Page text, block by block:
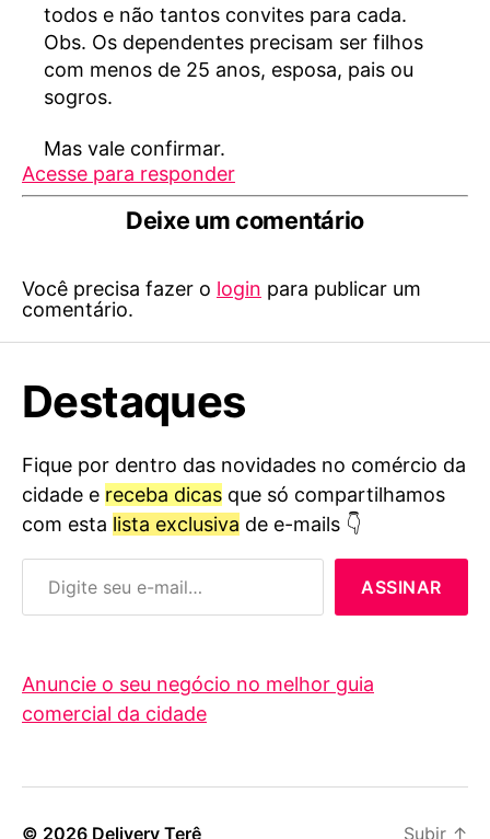
todos e não tantos convites para cada.
Obs. Os dependentes precisam ser filhos
com menos de 25 anos, esposa, pais ou
sogros.
Mas vale confirmar.
Acesse para responder
Deixe um comentário
Você precisa fazer o login para publicar um
comentário.
Destaques
Fique por dentro das novidades no comércio da
cidade e receba dicas que só compartilhamos
com esta lista exclusiva de e-mails 👇
Digite seu e-mail…
ASSINAR
Anuncie o seu negócio no melhor guia
comercial da cidade
© 2026 Delivery Terê Subir ↑